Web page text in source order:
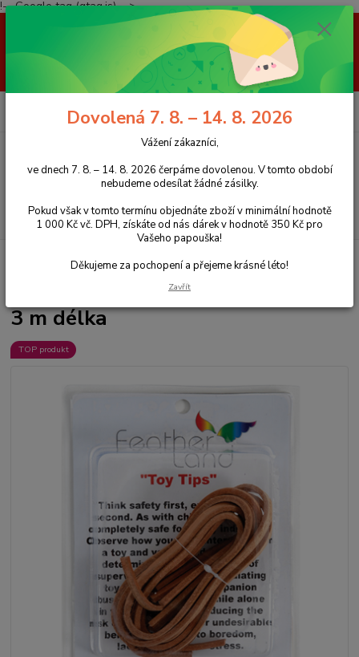
!-- Google tag (gtag.js) -->
Vážení zákazníci, ve dnech 7. 8. – 14. 8. 2026 čerpáme dovolenou. V
tomto období nebudeme odesílat žádné zásilky. Pokud však v tomto
termínu objednáte zboží v minimální hodnotě 1 000 Kč vč. DPH, získáte
od nás dárek v hodnotě 350 Kč pro Vašeho papouška! Děkujeme za
pochopení a přejeme krásné léto!
Menu
CZK
Hledat
(Po-Pá, 8-16 hod.)
Kůže pro opravu / výrobu hraček,
3 m délka
TOP produkt
Dovolená 7. 8. – 14. 8. 2026
Vážení zákazníci,
ve dnech 7. 8. – 14. 8. 2026 čerpáme dovolenou. V tomto období
nebudeme odesílat žádné zásilky.
Pokud však v tomto termínu objednáte zboží v minimální hodnotě
1 000 Kč vč. DPH, získáte od nás dárek v hodnotě 350 Kč pro
Vašeho papouška!
Děkujeme za pochopení a přejeme krásné léto!
Zavřít